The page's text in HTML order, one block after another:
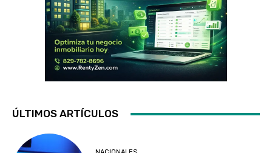
ÚLTIMOS ARTÍCULOS